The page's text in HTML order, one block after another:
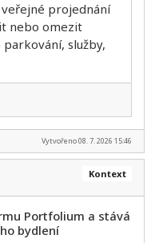
projednání
nebo omezit
služby,
Vytvořeno 08. 7. 2026 15:46
Kontext
Portfolium a stává
bydlení